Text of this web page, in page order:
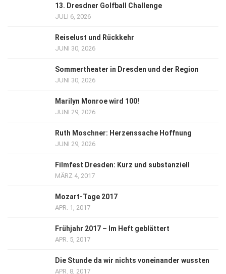
13. Dresdner Golfball Challenge
JULI 6, 2026
Reiselust und Rückkehr
JUNI 30, 2026
Sommertheater in Dresden und der Region
JUNI 30, 2026
Marilyn Monroe wird 100!
JUNI 29, 2026
Ruth Moschner: Herzenssache Hoffnung
JUNI 29, 2026
Filmfest Dresden: Kurz und substanziell
MÄRZ 4, 2017
Mozart-Tage 2017
APR. 1, 2017
Frühjahr 2017 – Im Heft geblättert
APR. 5, 2017
Die Stunde da wir nichts voneinander wussten
APR. 8, 2017